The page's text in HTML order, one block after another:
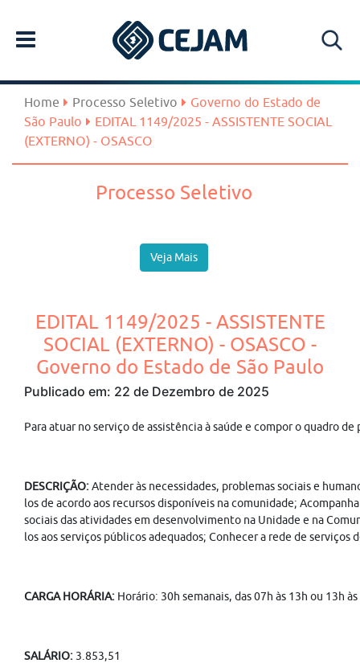
Home Processo Seletivo
Governo do Estado de
São Paulo
EDITAL 1149/2025 - ASSISTENTE SOCIAL
(EXTERNO) - OSASCO
Processo Seletivo
Veja Mais
EDITAL 1149/2025 - ASSISTENTE
SOCIAL (EXTERNO) - OSASCO -
Governo do Estado de São Paulo
Publicado em: 22 de Dezembro de 2025
Para atuar no serviço de assistência à saúde e compor o quadro
DESCRIÇÃO:Atender às necessidades, problemas sociais e
los de acordo aos recursos disponíveis na comunidade;
sociais das atividades em desenvolvimento na Unidade e na
los aos serviços públicos adequados; Conhecer a rede de
CARGA HORÁRIA: Horário: 30h semanais, das 07h às 13h ou 13h
SALÁRIO: 3.853,51